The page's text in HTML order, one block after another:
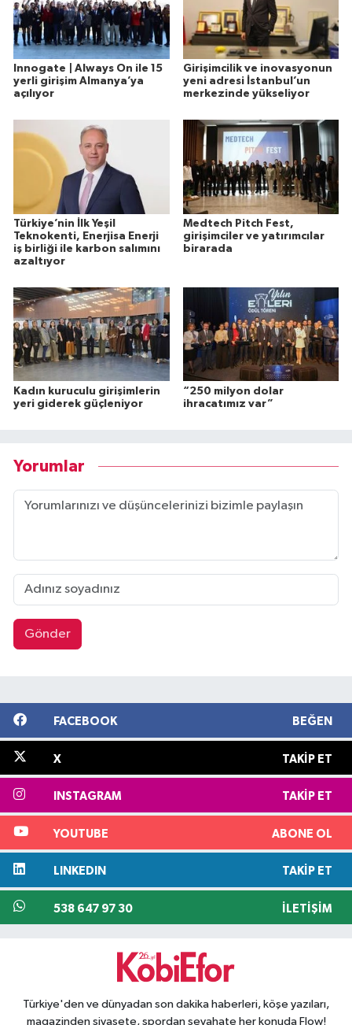
Innogate | Always On ile 15
yerli girişim Almanya’ya
açılıyor
Girişimcilik ve inovasyonun
yeni adresi İstanbul’un
merkezinde yükseliyor
Türkiye’nin İlk Yeşil
Teknokenti, Enerjisa Enerji
iş birliği ile karbon salımını
azaltıyor
Medtech Pitch Fest,
girişimciler ve yatırımcılar
birarada
Kadın kuruculu girişimlerin
yeri giderek güçleniyor
“250 milyon dolar
ihracatımız var”
Yorumlar
Gönder
FACEBOOK BEĞEN
X TAKIP ET
INSTAGRAM TAKIP ET
YOUTUBE ABONE OL
LINKEDIN TAKIP ET
538 647 97 30 İLETIŞIM
Türkiye'den ve dünyadan son dakika haberleri, köşe yazıları,
magazinden siyasete, spordan seyahate her konuda Flow!